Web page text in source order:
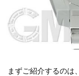
まずご紹介するのは